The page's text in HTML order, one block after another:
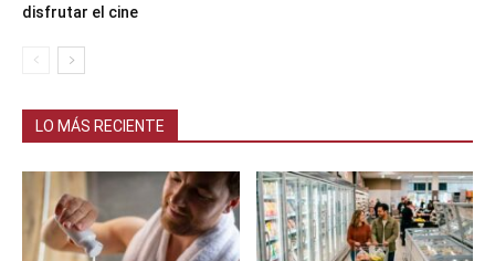
disfrutar el cine
LO MÁS RECIENTE